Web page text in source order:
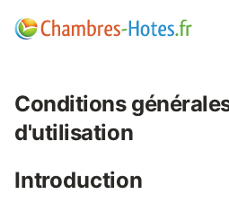
Conditions
d'utilisation
Introduction